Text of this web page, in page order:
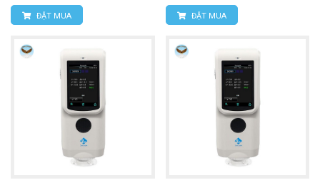
ĐẶT MUA ĐẶT MUA